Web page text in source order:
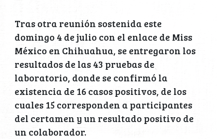
Tras otra reunión sostenida este
domingo 4 de julio con el enlace de Miss
México en Chihuahua, se entregaron los
resultados de las 43 pruebas de
laboratorio, donde se confirmó la
existencia de 16 casos positivos, de los
cuales 15 corresponden a participantes
del certamen y un resultado positivo de
un colaborador.